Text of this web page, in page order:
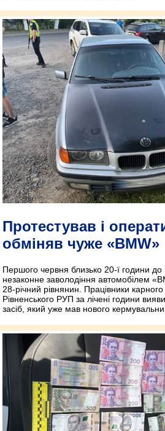
Протестував і
обміняв чуже «BMW»
Першого червня близько 20-ї години до
незаконне заволодіння автомобілем
28-річний рівнянин. Працівники
Рівненського РУП за лічені години
засіб, який уже мав нового